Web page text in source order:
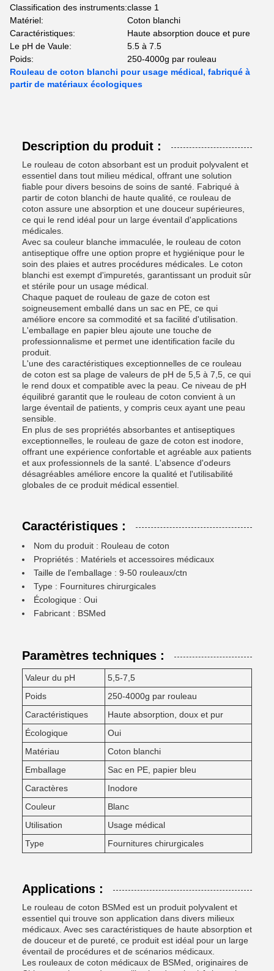
Classification des instruments:classe 1
Matériel:
Coton blanchi
Caractéristiques:
Haute absorption douce et pure
Le pH de Vaule:
5.5 à 7.5
Poids:
250-4000g par rouleau
Rouleau de coton blanchi pour usage médical, fabriqué à
partir de matériaux écologiques
Description du produit :
Le rouleau de coton absorbant est un produit polyvalent et
essentiel dans tout milieu médical, offrant une solution
fiable pour divers besoins de soins de santé. Fabriqué à
partir de coton blanchi de haute qualité, ce rouleau de
coton assure une absorption et une douceur supérieures,
ce qui le rend idéal pour un large éventail d'applications
médicales.
Avec sa couleur blanche immaculée, le rouleau de coton
antiseptique offre une option propre et hygiénique pour le
soin des plaies et autres procédures médicales. Le coton
blanchi est exempt d'impuretés, garantissant un produit sûr
et stérile pour un usage médical.
Chaque paquet de rouleau de gaze de coton est
soigneusement emballé dans un sac en PE, ce qui
améliore encore sa commodité et sa facilité d'utilisation.
L'emballage en papier bleu ajoute une touche de
professionnalisme et permet une identification facile du
produit.
L'une des caractéristiques exceptionnelles de ce rouleau
de coton est sa plage de valeurs de pH de 5,5 à 7,5, ce qui
le rend doux et compatible avec la peau. Ce niveau de pH
équilibré garantit que le rouleau de coton convient à un
large éventail de patients, y compris ceux ayant une peau
sensible.
En plus de ses propriétés absorbantes et antiseptiques
exceptionnelles, le rouleau de gaze de coton est inodore,
offrant une expérience confortable et agréable aux patients
et aux professionnels de la santé. L'absence d'odeurs
désagréables améliore encore la qualité et l'utilisabilité
globales de ce produit médical essentiel.
Caractéristiques :
Nom du produit : Rouleau de coton
Propriétés : Matériels et accessoires médicaux
Taille de l'emballage : 9-50 rouleaux/ctn
Type : Fournitures chirurgicales
Écologique : Oui
Fabricant : BSMed
Paramètres techniques :
Valeur du pH
5,5-7,5
Poids
250-4000g par rouleau
Caractéristiques
Haute absorption, doux et pur
Écologique
Oui
Matériau
Coton blanchi
Emballage
Sac en PE, papier bleu
Caractères
Inodore
Couleur
Blanc
Utilisation
Usage médical
Type
Fournitures chirurgicales
Applications :
Le rouleau de coton BSMed est un produit polyvalent et
essentiel qui trouve son application dans divers milieux
médicaux. Avec ses caractéristiques de haute absorption et
de douceur et de pureté, ce produit est idéal pour un large
éventail de procédures et de scénarios médicaux.
Les rouleaux de coton médicaux de BSMed, originaires de